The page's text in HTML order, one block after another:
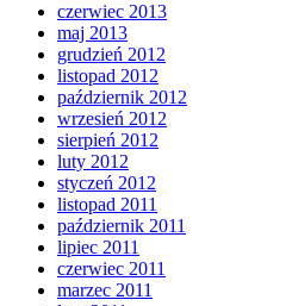
czerwiec 2013
maj 2013
grudzień 2012
listopad 2012
październik 2012
wrzesień 2012
sierpień 2012
luty 2012
styczeń 2012
listopad 2011
październik 2011
lipiec 2011
czerwiec 2011
marzec 2011